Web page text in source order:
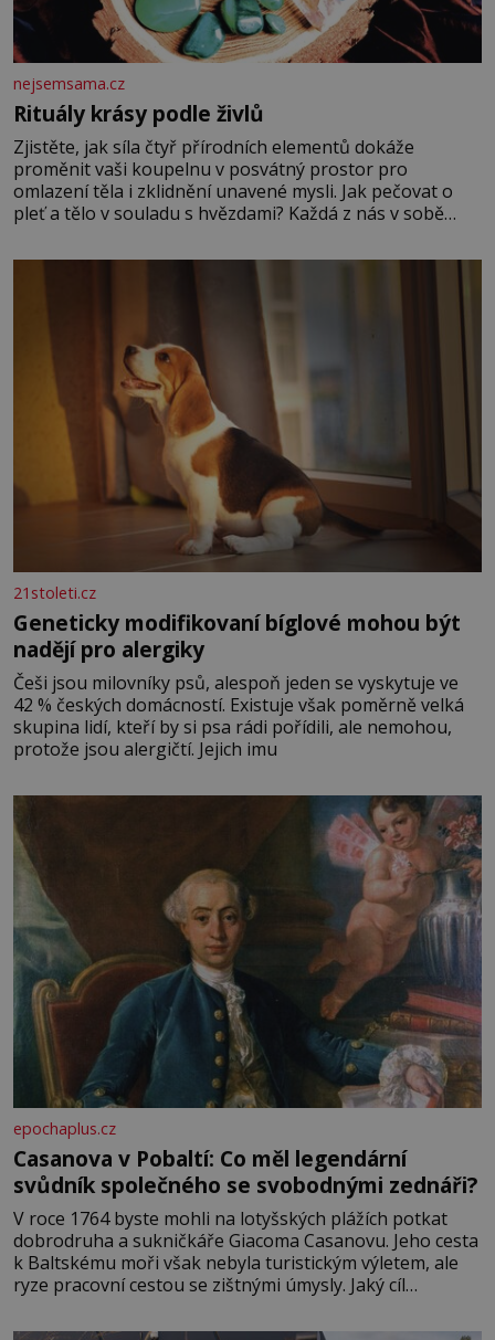
nejsemsama.cz
Rituály krásy podle živlů
Zjistěte, jak síla čtyř přírodních elementů dokáže
proměnit vaši koupelnu v posvátný prostor pro
omlazení těla i zklidnění unavené mysli. Jak pečovat o
pleť a tělo v souladu s hvězdami? Každá z nás v sobě
povaze, ale i v potřebách naší pokožky. Ohnivá znamení
Ženy narozené ve znamení Berana, Lva a Střelce v sobě
nesou žár, odvahu a neutuchající elán. Vaše
21stoleti.cz
Geneticky modifikovaní bíglové mohou být
nadějí pro alergiky
Češi jsou milovníky psů, alespoň jeden se vyskytuje ve
42 % českých domácností. Existuje však poměrně velká
skupina lidí, kteří by si psa rádi pořídili, ale nemohou,
protože jsou alergičtí. Jejich imu
epochaplus.cz
Casanova v Pobaltí: Co měl legendární
svůdník společného se svobodnými zednáři?
V roce 1764 byste mohli na lotyšských plážích potkat
dobrodruha a sukničkáře Giacoma Casanovu. Jeho cesta
k Baltskému moři však nebyla turistickým výletem, ale
ryze pracovní cestou se zištnými úmysly. Jaký cíl
lotyšské Rigy? Casanova v Pobaltí kontaktoval tamní